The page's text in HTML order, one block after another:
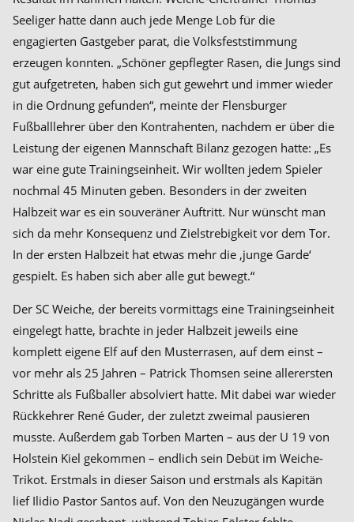
Seeliger hatte dann auch jede Menge Lob für die
engagierten Gastgeber parat, die Volksfeststimmung
erzeugen konnten. „Schöner gepflegter Rasen, die Jungs sind
gut aufgetreten, haben sich gut gewehrt und immer wieder
in die Ordnung gefunden“, meinte der Flensburger
Fußballlehrer über den Kontrahenten, nachdem er über die
Leistung der eigenen Mannschaft Bilanz gezogen hatte: „Es
war eine gute Trainingseinheit. Wir wollten jedem Spieler
nochmal 45 Minuten geben. Besonders in der zweiten
Halbzeit war es ein souveräner Auftritt. Nur wünscht man
sich da mehr Konsequenz und Zielstrebigkeit vor dem Tor.
In der ersten Halbzeit hat etwas mehr die ‚junge Garde‘
gespielt. Es haben sich aber alle gut bewegt.“
Der SC Weiche, der bereits vormittags eine Trainingseinheit
eingelegt hatte, brachte in jeder Halbzeit jeweils eine
komplett eigene Elf auf den Musterrasen, auf dem einst –
vor mehr als 25 Jahren – Patrick Thomsen seine allerersten
Schritte als Fußballer absolviert hatte. Mit dabei war wieder
Rückkehrer René Guder, der zuletzt zweimal pausieren
musste. Außerdem gab Torben Marten – aus der U 19 von
Holstein Kiel gekommen – endlich sein Debüt im Weiche-
Trikot. Erstmals in dieser Saison und erstmals als Kapitän
lief Ilidio Pastor Santos auf. Von den Neuzugängen wurde